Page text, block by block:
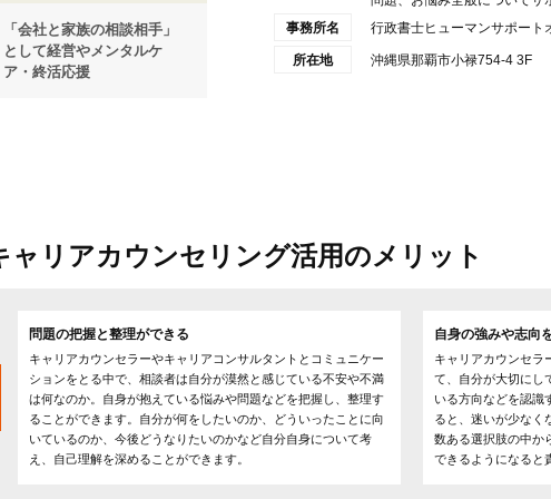
「会社と家族の相談相手」
として経営やメンタルケ
ア・終活応援
事務所名
行政書士ヒューマンサポート
所在地 沖縄県那覇市小禄754-4 3F
ャリアカウンセリング活用のメリット
問題の把握と整理ができる
キャリアカウンセラーやキャリアコンサルタントとコミュニケー
ションをとる中で、相談者は自分が漠然と感じている不安や不満
は何なのか。自身が抱えている悩みや問題などを把握し、整理す
ることができます。自分が何をしたいのか、どういったことに向
いているのか、今後どうなりたいのかなど自分自身について考
え、自己理解を深めることができます。
自身の強みや志向
キャリアカウンセラ
て、自分が大切にし
いる方向などを認識
ると、迷いが少なく
数ある選択肢の中か
できるようになると